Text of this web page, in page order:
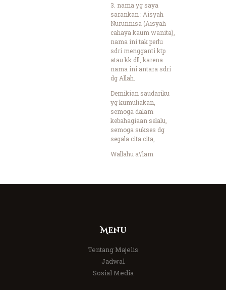
3. nama yg saya
sarankan : Aisyah
Nurunnisa (Aisyah
cahaya kaum wanita),
nama ini tak perlu
sdri mengganti ktp
atau kk dll, karena
nama ini antara sdri
dg Allah.
Demikian saudariku
yg kumuliakan,
semoga dalam
kebahagiaan selalu,
semoga sukses dg
segala cita cita,
Wallahu a\’lam
Menu
Tentang Majelis
Jadwal
Sosial Media